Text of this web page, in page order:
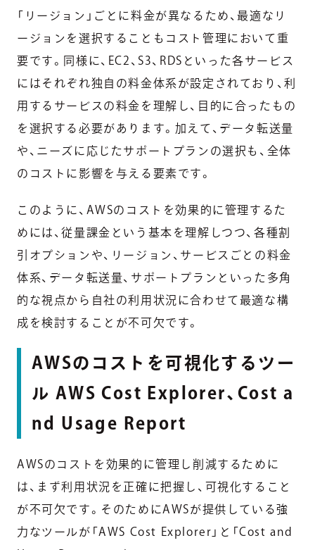
「リージョン」ごとに料金が異なるため、最適なリ
ージョンを選択することもコスト管理において重
要です。同様に、EC2、S3、RDSといった各サービス
にはそれぞれ独自の料金体系が設定されており、利
用するサービスの料金を理解し、目的に合ったもの
を選択する必要があります。加えて、データ転送量
や、ニーズに応じたサポートプランの選択も、全体
のコストに影響を与える要素です。
このように、AWSのコストを効果的に管理するた
めには、従量課金という基本を理解しつつ、各種割
引オプションや、リージョン、サービスごとの料金
体系、データ転送量、サポートプランといった多角
的な視点から自社の利用状況に合わせて最適な構
成を検討することが不可欠です。
AWSのコストを可視化するツー
ル AWS Cost Explorer、Cost a
nd Usage Report
AWSのコストを効果的に管理し削減するために
は、まず利用状況を正確に把握し、可視化すること
が不可欠です。そのためにAWSが提供している強
力なツールが「AWS Cost Explorer」と「Cost and